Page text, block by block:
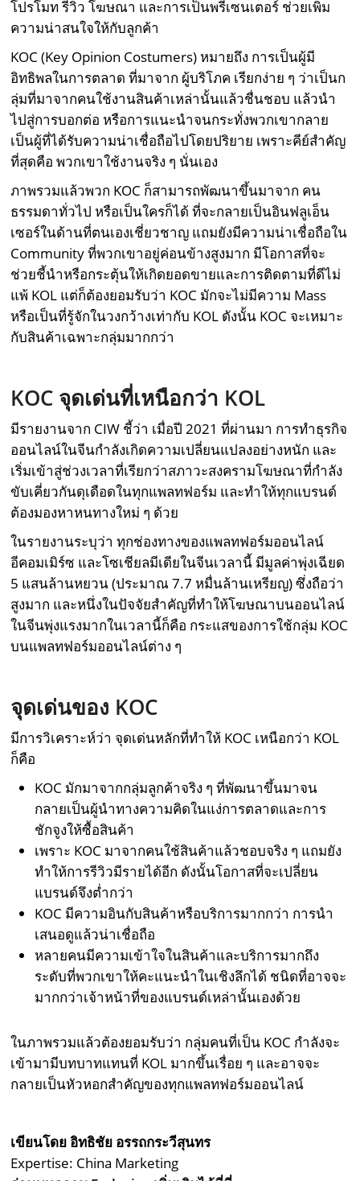
โปรโมท รีวิว โฆษณา และการเป็นพรีเซนเตอร์ ช่วยเพิ่ม
ความน่าสนใจให้กับลูกค้า
KOC (Key Opinion Costumers) หมายถึง การเป็นผู้มี
อิทธิพลในการตลาด ที่มาจาก ผู้บริโภค เรียกง่าย ๆ ว่าเป็นก
ลุ่มที่มาจากคนใช้งานสินค้าเหล่านั้นแล้วชื่นชอบ แล้วนำ
ไปสู่การบอกต่อ หรือการแนะนำจนกระทั่งพวกเขากลาย
เป็นผู้ที่ได้รับความน่าเชื่อถือไปโดยปริยาย เพราะคีย์สำคัญ
ที่สุดคือ พวกเขาใช้งานจริง ๆ นั่นเอง
ภาพรวมแล้วพวก KOC ก็สามารถพัฒนาขึ้นมาจาก คน
ธรรมดาทั่วไป หรือเป็นใครก็ได้ ที่จะกลายเป็นอินฟลูเอ็น
เซอร์ในด้านที่ตนเองเชี่ยวชาญ แถมยังมีความน่าเชื่อถือใน
Community ที่พวกเขาอยู่ค่อนข้างสูงมาก มีโอกาสที่จะ
ช่วยชี้นำหรือกระตุ้นให้เกิดยอดขายและการติดตามที่ดีไม่
แพ้ KOL แต่ก็ต้องยอมรับว่า KOC มักจะไม่มีความ Mass
หรือเป็นที่รู้จักในวงกว้างเท่ากับ KOL ดังนั้น KOC จะเหมาะ
กับสินค้าเฉพาะกลุ่มมากกว่า
KOC จุดเด่นที่เหนือกว่า KOL
มีรายงานจาก CIW ชี้ว่า เมื่อปี 2021 ที่ผ่านมา การทำธุรกิจ
ออนไลน์ในจีนกำลังเกิดความเปลี่ยนแปลงอย่างหนัก และ
เริ่มเข้าสู่ช่วงเวลาที่เรียกว่าสภาวะสงครามโฆษณาที่กำลัง
ขับเคี่ยวกันดุเดือดในทุกแพลทฟอร์ม และทำให้ทุกแบรนด์
ต้องมองหาหนทางใหม่ ๆ ด้วย
ในรายงานระบุว่า ทุกช่องทางของแพลทฟอร์มออนไลน์
อีคอมเมิร์ซ และโซเชียลมีเดียในจีนเวลานี้ มีมูลค่าพุ่งเฉียด
5 แสนล้านหยวน (ประมาณ 7.7 หมื่นล้านเหรียญ) ซึ่งถือว่า
สูงมาก และหนึ่งในปัจจัยสำคัญที่ทำให้โฆษณาบนออนไลน์
ในจีนพุ่งแรงมากในเวลานี้ก็คือ กระแสของการใช้กลุ่ม KOC
บนแพลทฟอร์มออนไลน์ต่าง ๆ
จุดเด่นของ KOC
มีการวิเคราะห์ว่า จุดเด่นหลักที่ทำให้ KOC เหนือกว่า KOL
ก็คือ
KOC มักมาจากกลุ่มลูกค้าจริง ๆ ที่พัฒนาขึ้นมาจน
กลายเป็นผู้นำทางความคิดในแง่การตลาดและการ
ชักจูงให้ซื้อสินค้า
เพราะ KOC มาจากคนใช้สินค้าแล้วชอบจริง ๆ แถมยัง
ทำให้การรีวิวมีรายได้อีก ดังนั้นโอกาสที่จะเปลี่ยน
แบรนด์จึงต่ำกว่า
KOC มีความอินกับสินค้าหรือบริการมากกว่า การนำ
เสนอดูแล้วน่าเชื่อถือ
หลายคนมีความเข้าใจในสินค้าและบริการมากถึง
ระดับที่พวกเขาให้คะแนะนำในเชิงลึกได้ ชนิดที่อาจจะ
มากกว่าเจ้าหน้าที่ของแบรนด์เหล่านั้นเองด้วย
ในภาพรวมแล้วต้องยอมรับว่า กลุ่มคนที่เป็น KOC กำลังจะ
เข้ามามีบทบาทแทนที่ KOL มากขึ้นเรื่อย ๆ และอาจจะ
กลายเป็นหัวหอกสำคัญของทุกแพลทฟอร์มออนไลน์
เขียนโดย อิทธิชัย อรรถกระวีสุนทร
Expertise: China Marketing